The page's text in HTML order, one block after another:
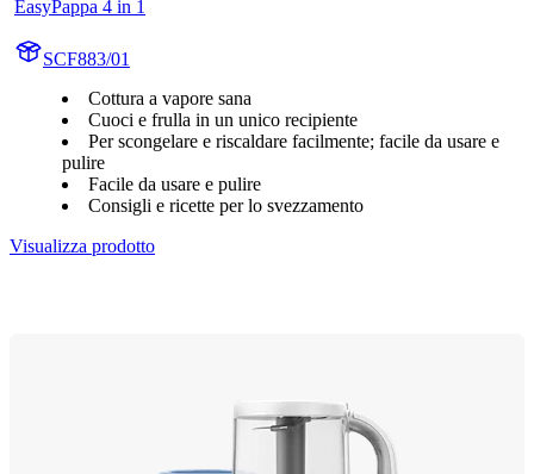
EasyPappa 4 in 1
SCF883/01
Cottura a vapore sana
Cuoci e frulla in un unico recipiente
Per scongelare e riscaldare facilmente; facile da usare e
pulire
Facile da usare e pulire
Consigli e ricette per lo svezzamento
Visualizza prodotto